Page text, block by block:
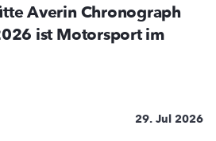
Averin Chronograph
ist Motorsport im
29. Jul 2026